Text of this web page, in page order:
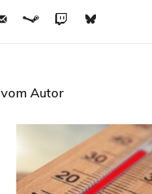
Autor